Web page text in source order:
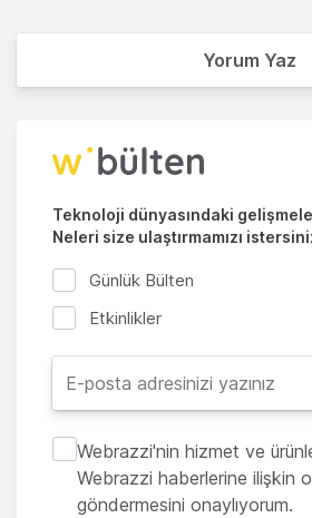
Yorum Yaz
Teknoloji dünyasındaki
Neleri size ulaştırmamızı
Günlük Bülten
Etkinlikler
Webrazzi'nin hizmet ve
Webrazzi haberlerine ilişkin
göndermesini onaylıyorum.